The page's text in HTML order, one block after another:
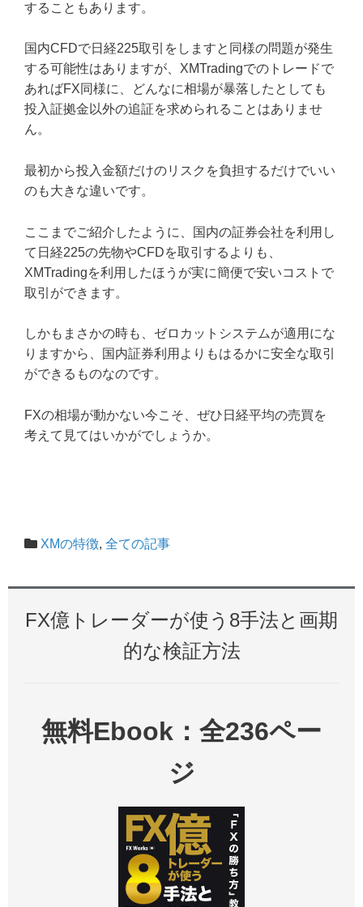
することもあります。
国内CFDで日経225取引をしますと同様の問題が発生
する可能性はありますが、XMTradingでのトレードで
あればFX同様に、どんなに相場が暴落したとしても
投入証拠金以外の追証を求められることはありませ
ん。
最初から投入金額だけのリスクを負担するだけでいい
のも大きな違いです。
ここまでご紹介したように、国内の証券会社を利用し
て日経225の先物やCFDを取引するよりも、
XMTradingを利用したほうが実に簡便で安いコストで
取引ができます。
しかもまさかの時も、ゼロカットシステムが適用にな
りますから、国内証券利用よりもはるかに安全な取引
ができるものなのです。
FXの相場が動かない今こそ、ぜひ日経平均の売買を
考えて見てはいかがでしょうか。
XMの特徴, 全ての記事
FX億トレーダーが使う8手法と画期
的な検証方法
無料Ebook：全236ペー
ジ